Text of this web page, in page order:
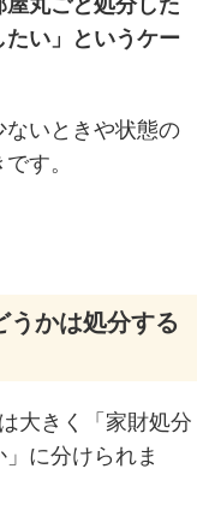
い」というケー
いときや状態の
す。
うかは処分する
大きく「家財処分
に分けられま